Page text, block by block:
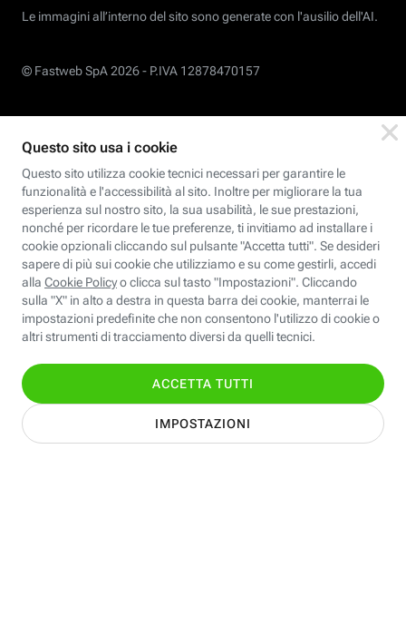
Le immagini all’interno del sito sono generate con l'ausilio dell'AI.
© Fastweb SpA 2026 - P.IVA 12878470157